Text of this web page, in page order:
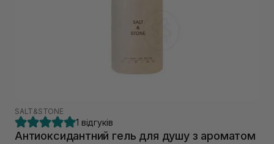
SALT&STONE
1 відгуків
Антиоксидантний гель для душу з ароматом